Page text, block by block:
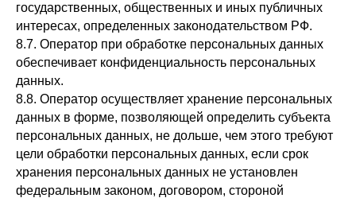
государственных, общественных и иных публичных
интересах, определенных законодательством РФ.
8.7. Оператор при обработке персональных данных
обеспечивает конфиденциальность персональных
данных.
8.8. Оператор осуществляет хранение персональных
данных в форме, позволяющей определить субъекта
персональных данных, не дольше, чем этого требуют
цели обработки персональных данных, если срок
хранения персональных данных не установлен
федеральным законом, договором, стороной